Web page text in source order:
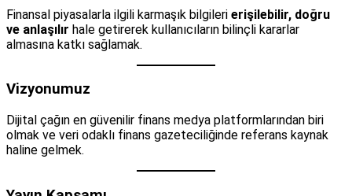
Finansal piyasalarla ilgili karmaşık bilgileri erişilebilir, doğru
ve anlaşılır hale getirerek kullanıcıların bilinçli kararlar
almasına katkı sağlamak.
Vizyonumuz
Dijital çağın en güvenilir finans medya platformlarından biri
olmak ve veri odaklı finans gazeteciliğinde referans kaynak
haline gelmek.